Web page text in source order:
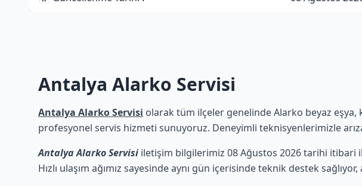
Antalya Alarko Servisi
Antalya Alarko Servisi olarak tüm ilçeler genelinde Alarko beyaz eşya,
profesyonel servis hizmeti sunuyoruz. Deneyimli teknisyenlerimizle
Antalya Alarko Servisi iletişim bilgilerimiz 08 Ağustos 2026 tarihi itibari
Hızlı ulaşım ağımız sayesinde aynı gün içerisinde teknik destek